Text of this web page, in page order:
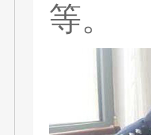
等。